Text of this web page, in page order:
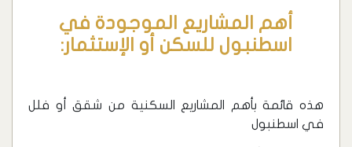
أهم المشاريع الموجودة في
اسطنبول للسكن أو الإستثمار:
هذه قائمة بأهم المشاريع السكنية من شقق أو فلل
في اسطنبول